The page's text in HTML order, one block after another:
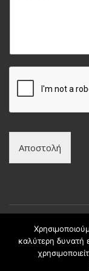
Αποστολή
Copyright ©
καλύτερη δυνατή